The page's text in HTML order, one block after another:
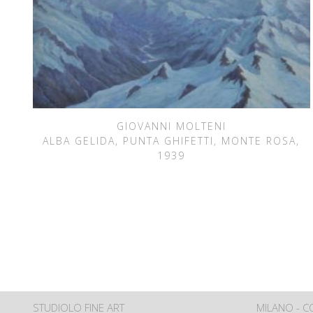
GIOVANNI MOLTENI
ALBA GELIDA, PUNTA GHIFETTI, MONTE ROSA,
1939
STUDIOLO FINE ART MILANO -